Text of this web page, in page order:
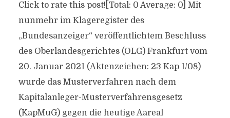
Click to rate this post![Total: 0 Average: 0] Mit
nunmehr im Klageregister des
„Bundesanzeiger“ veröffentlichtem Beschluss
des Oberlandesgerichtes (OLG) Frankfurt vom
20. Januar 2021 (Aktenzeichen: 23 Kap 1/08)
wurde das Musterverfahren nach dem
Kapitalanleger-Musterverfahrensgesetz
(KapMuG) gegen die heutige Aareal